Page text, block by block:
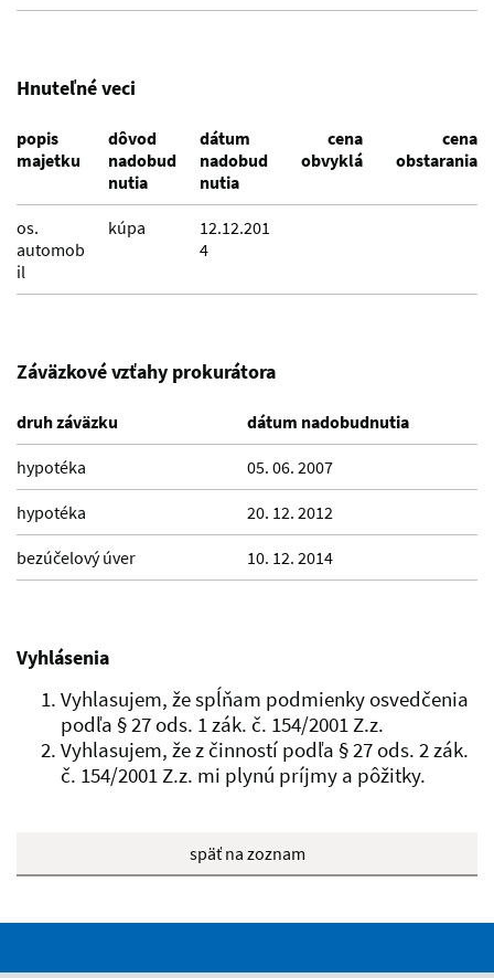
Hnuteľné veci
popis
majetku
dôvod
nadobud
nutia
dátum
nadobud
nutia
cena
obvyklá
cena
obstarania
os.
automob
il
kúpa
12.12.201
4
Záväzkové vzťahy prokurátora
druh záväzku dátum nadobudnutia
hypotéka 05. 06. 2007
hypotéka 20. 12. 2012
bezúčelový úver 10. 12. 2014
Vyhlásenia
Vyhlasujem, že spĺňam podmienky osvedčenia
podľa § 27 ods. 1 zák. č. 154/2001 Z.z.
Vyhlasujem, že z činností podľa § 27 ods. 2 zák.
č. 154/2001 Z.z. mi plynú príjmy a pôžitky.
späť na zoznam